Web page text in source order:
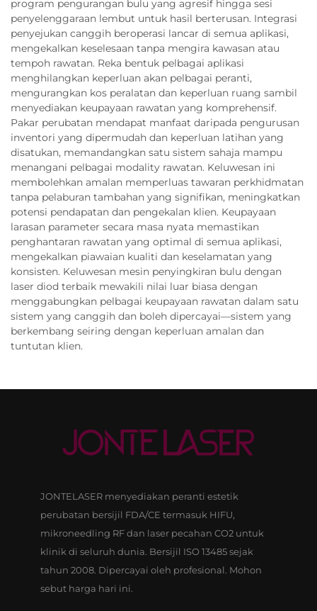
program pengurangan bulu yang agresif hingga sesi
penyelenggaraan lembut untuk hasil berterusan. Integrasi
penyejukan canggih beroperasi lancar di semua aplikasi,
mengekalkan keselesaan tanpa mengira kawasan atau
tempoh rawatan. Reka bentuk pelbagai aplikasi
menghilangkan keperluan akan pelbagai peranti,
mengurangkan kos peralatan dan keperluan ruang sambil
menyediakan keupayaan rawatan yang komprehensif.
Pakar perubatan mendapat manfaat daripada pengurusan
inventori yang dipermudah dan keperluan latihan yang
disatukan, memandangkan satu sistem sahaja mampu
menangani pelbagai modality rawatan. Keluwesan ini
membolehkan amalan memperluas tawaran perkhidmatan
tanpa pelaburan tambahan yang signifikan, meningkatkan
potensi pendapatan dan pengekalan klien. Keupayaan
larasan parameter secara masa nyata memastikan
penghantaran rawatan yang optimal di semua aplikasi,
mengekalkan piawaian kualiti dan keselamatan yang
konsisten. Keluwesan mesin penyingkiran bulu dengan
laser diod terbaik mewakili nilai luar biasa dengan
menggabungkan pelbagai keupayaan rawatan dalam satu
sistem yang canggih dan boleh dipercayai—sistem yang
berkembang seiring dengan keperluan amalan dan
tuntutan klien.
JONTELASER menyediakan peranti estetik
perubatan bersijil FDA/CE termasuk HIFU,
mikroneedling RF dan laser pecahan CO2 untuk
klinik di seluruh dunia. Bersijil ISO 13485 sejak
tahun 2008. Dipercayai oleh profesional. Mohon
sebut harga hari ini.